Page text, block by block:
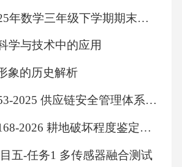
数最大，应把4放在百位，把1
位，把0放在十位，把4放在个
减求差。【详解】用1、0、4数
同的三位数。410－104＝306
和最小的三位数相差306。【点
配问题，可以采用枚举法。要
序，才能做到不重不漏。在数
永吉县2025年数学三年级下学期期末统考试题含答案解析
学与技术中的应用
象的历史解析
GB∕T 45953-2025 供应链安全管理体系规范之16：“8运作-8.3风险评估和应对”专业深度解读和应用指导材料（雷泽佳编制-2026A0）
DB61∕T 2168-2026 耕地破坏程度鉴定技术规范
五-任务1 多传感器融合测试